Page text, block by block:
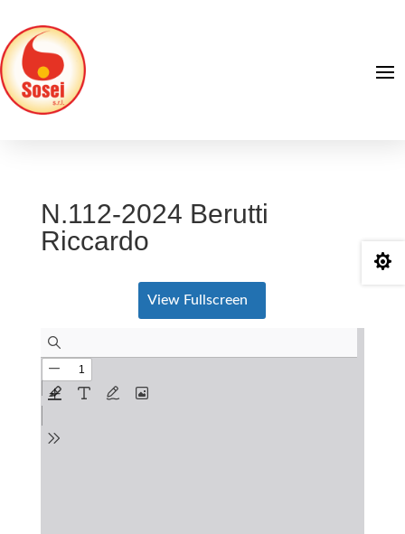
N.112-2024 Berutti
Riccardo
View Fullscreen
